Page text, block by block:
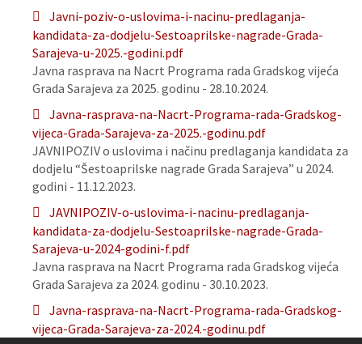
Javni-poziv-o-uslovima-i-nacinu-predlaganja-
kandidata-za-dodjelu-Sestoaprilske-nagrade-Grada-
Sarajeva-u-2025.-godini.pdf
Javna rasprava na Nacrt Programa rada Gradskog vijeća
Grada Sarajeva za 2025. godinu - 28.10.2024.
Javna-rasprava-na-Nacrt-Programa-rada-Gradskog-
vijeca-Grada-Sarajeva-za-2025.-godinu.pdf
JAVNIPOZIV o uslovima i načinu predlaganja kandidata za
dodjelu “Šestoaprilske nagrade Grada Sarajeva” u 2024.
godini - 11.12.2023.
JAVNIPOZIV-o-uslovima-i-nacinu-predlaganja-
kandidata-za-dodjelu-Sestoaprilske-nagrade-Grada-
Sarajeva-u-2024-godini-f.pdf
Javna rasprava na Nacrt Programa rada Gradskog vijeća
Grada Sarajeva za 2024. godinu - 30.10.2023.
Javna-rasprava-na-Nacrt-Programa-rada-Gradskog-
vijeca-Grada-Sarajeva-za-2024.-godinu.pdf